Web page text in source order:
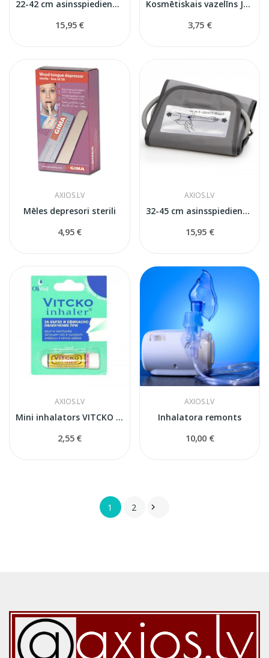
22-42 cm asinsspiediena mērītāja manšete
15,95 €
Kosmētiskais vazelīns Jenny
3,75 €
AXIOS.LV
Mēles depresori sterili
4,95 €
AXIOS.LV
32-45 cm asinsspiediena mērītāja manšete
15,95 €
AXIOS.LV
Mini inhalators VITCKO ar ēteriskajam eļļām
2,55 €
AXIOS.LV
Inhalatora remonts
10,00 €
1 2 